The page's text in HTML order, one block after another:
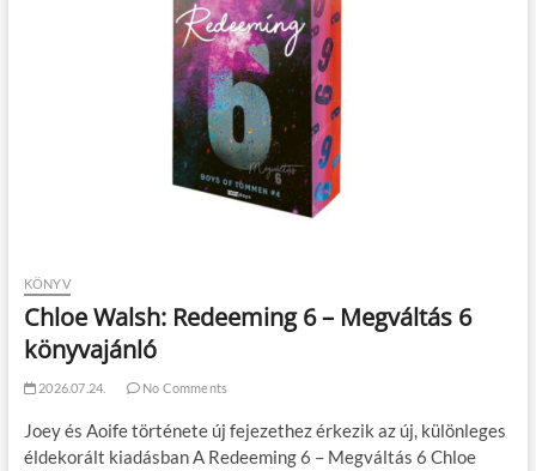
KÖNYV
Chloe Walsh: Redeeming 6 – Megváltás 6
könyvajánló
2026.07.24. No Comments
Joey és Aoife története új fejezethez érkezik az új, különleges
éldekorált kiadásban A Redeeming 6 – Megváltás 6 Chloe